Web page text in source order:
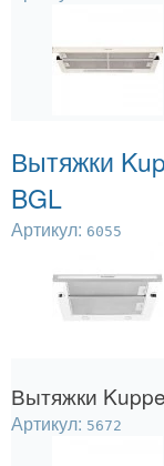
Вытяжки
BGL
Артикул: 6055
Вытяжки
Артикул: 5672